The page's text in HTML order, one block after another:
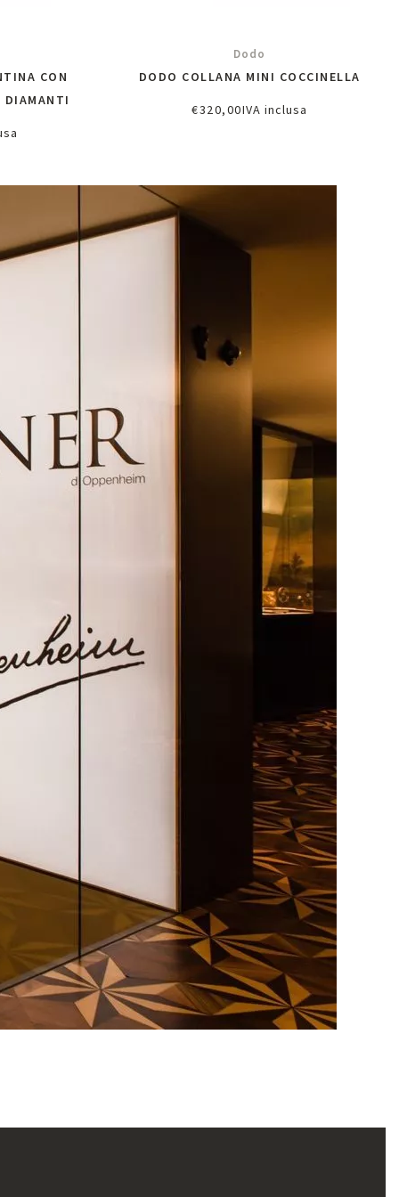
CON
DIAMANTI
Dodo
DODO COLLANA MINI COCCINELLA
€320,00IVA inclusa